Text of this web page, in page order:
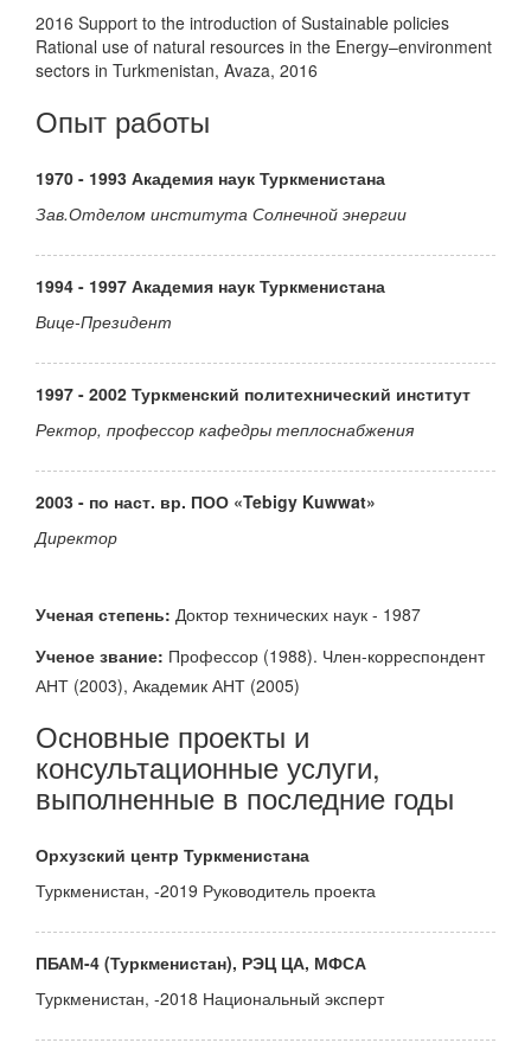
2016 Support to the introduction of Sustainable policies
Rational use of natural resources in the Energy–environment
sectors in Turkmenistan, Avaza, 2016
Опыт работы
1970 - 1993 Академия наук Туркменистана
Зав.Отделом института Солнечной энергии
1994 - 1997 Академия наук Туркменистана
Вице-Президент
1997 - 2002 Туркменский политехнический институт
Ректор, профессор кафедры теплоснабжения
2003 - по наст. вр. ПОО «Tebigy Kuwwat»
Директор
Ученая степень: Доктор технических наук - 1987
Ученое звание: Профессор (1988). Член-корреспондент
АНТ (2003), Академик АНТ (2005)
Основные проекты и
консультационные услуги,
выполненные в последние годы
Орхузский центр Туркменистана
Туркменистан, -2019 Руководитель проекта
ПБАМ-4 (Туркменистан), РЭЦ ЦА, МФСА
Туркменистан, -2018 Национальный эксперт